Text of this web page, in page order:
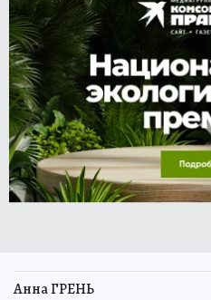
Анна ГРЕНЬ